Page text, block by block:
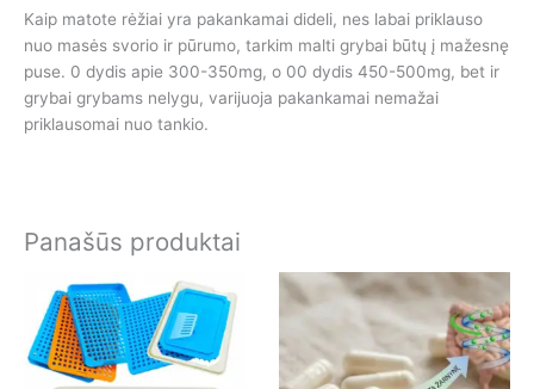
Kaip matote rėžiai yra pakankamai dideli, nes labai priklauso
nuo masės svorio ir pūrumo, tarkim malti grybai būtų į mažesnę
puse. 0 dydis apie 300-350mg, o 00 dydis 450-500mg, bet ir
grybai grybams nelygu, varijuoja pakankamai nemažai
priklausomai nuo tankio.
Panašūs produktai
Price
range:
€9.90
through
€32.90
product
has
multiple